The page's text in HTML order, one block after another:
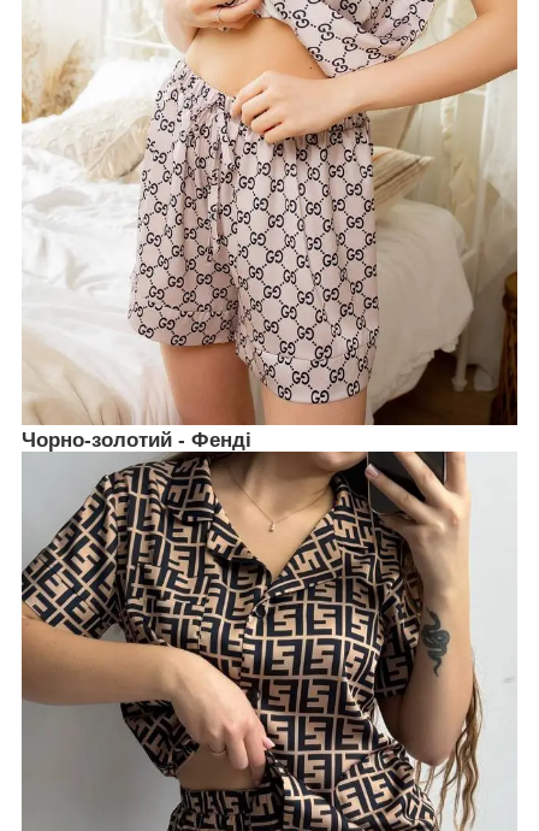
Чорно-золотий - Фенді